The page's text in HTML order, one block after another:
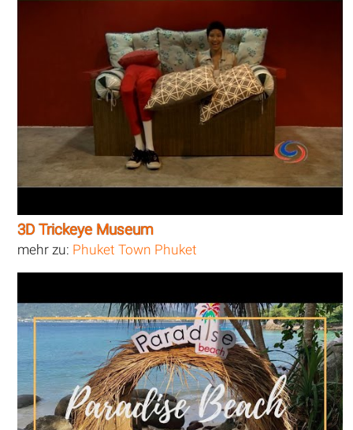
3D Trickeye Museum
mehr zu: Phuket Town Phuket